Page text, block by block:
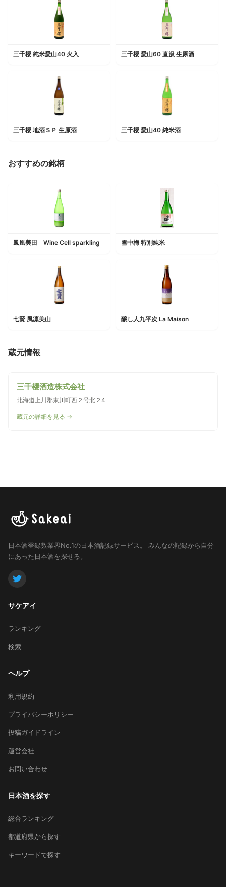
三千櫻 純米愛山40 火入 三千櫻 愛山60 直汲 生原酒
三千櫻 地酒ＳＰ 生原酒 三千櫻 愛山40 純米酒
おすすめの銘柄
鳳凰美田 Wine Cell sparkling 雪中梅 特別純米
七賢 風凛美山 醸し人九平次 La Maison
蔵元情報
三千櫻酒造株式会社
北海道上川郡東川町西２号北２4
蔵元の詳細を見る →
日本酒登録数業界No.1の日本酒記録サービス。
みんなの記録から自分
にあった日本酒を探せる。
サケアイ
ランキング
検索
ヘルプ
利用規約
プライバシーポリシー
投稿ガイドライン
運営会社
お問い合わせ
日本酒を探す
総合ランキング
都道府県から探す
キーワードで探す